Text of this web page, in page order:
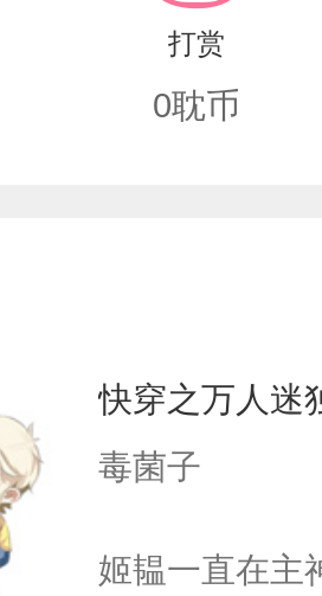
打赏
0耽币
快穿之万人迷
毒菌子
姬韫一直在主